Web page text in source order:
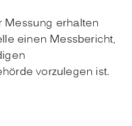
Messung erhalten
einen Messbericht,
vorzulegen ist.